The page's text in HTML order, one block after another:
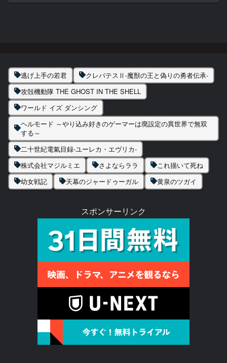
逃げ上手の若君
クレバテスⅡ-魔獣の王と偽りの勇者伝承-
攻殻機動隊 THE GHOST IN THE SHELL
ワールド イズ ダンシング
ヘルモード ～やり込み好きのゲーマーは廃設定の異世界で無双
する～
二十世紀電氣目録-ユーレカ・エヴリカ-
株式会社マジルミエ
さよならララ
これ描いて死ね
幼女戦記
天幕のジャードゥーガル 黄泉のツガイ
スポンサーリンク